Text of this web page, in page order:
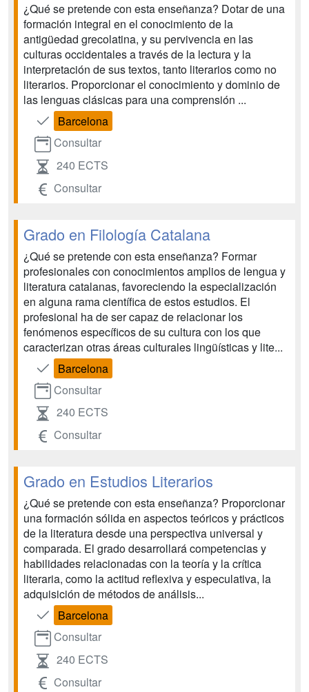
¿Qué se pretende con esta enseñanza? Dotar de una
formación integral en el conocimiento de la
antigüedad grecolatina, y su pervivencia en las
culturas occidentales a través de la lectura y la
interpretación de sus textos, tanto literarios como no
literarios. Proporcionar el conocimiento y dominio de
las lenguas clásicas para una comprensión ...
Barcelona
Consultar
240 ECTS
Consultar
Grado en Filología Catalana
¿Qué se pretende con esta enseñanza? Formar
profesionales con conocimientos amplios de lengua y
literatura catalanas, favoreciendo la especialización
en alguna rama científica de estos estudios. El
profesional ha de ser capaz de relacionar los
fenómenos específicos de su cultura con los que
caracterizan otras áreas culturales lingüísticas y lite...
Barcelona
Consultar
240 ECTS
Consultar
Grado en Estudios Literarios
¿Qué se pretende con esta enseñanza? Proporcionar
una formación sólida en aspectos teóricos y prácticos
de la literatura desde una perspectiva universal y
comparada. El grado desarrollará competencias y
habilidades relacionadas con la teoría y la crítica
literaria, como la actitud reflexiva y especulativa, la
adquisición de métodos de análisis...
Barcelona
Consultar
240 ECTS
Consultar